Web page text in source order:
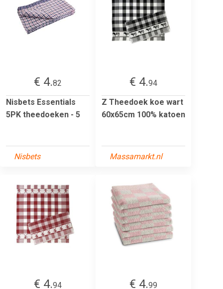
€ 4.82
Nisbets Essentials
5PK theedoeken - 5
Nisbets
€ 4.94
Z Theedoek koe wart
60x65cm 100% katoen
Massamarkt.nl
€ 4.94
€ 4.99